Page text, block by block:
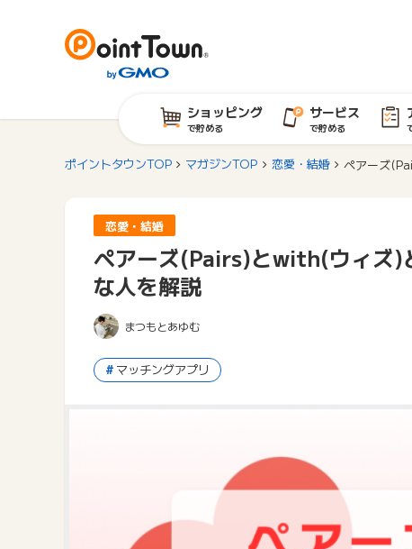
ショッピング
で貯める
サービス
で貯める
ポイントタウンTOP マガジンTOP 恋愛・結婚 ペアーズ
恋愛・結婚
ペアーズ(Pairs)とwith(ウィズ)
な人を解説
まつもとあゆむ
マッチングアプリ